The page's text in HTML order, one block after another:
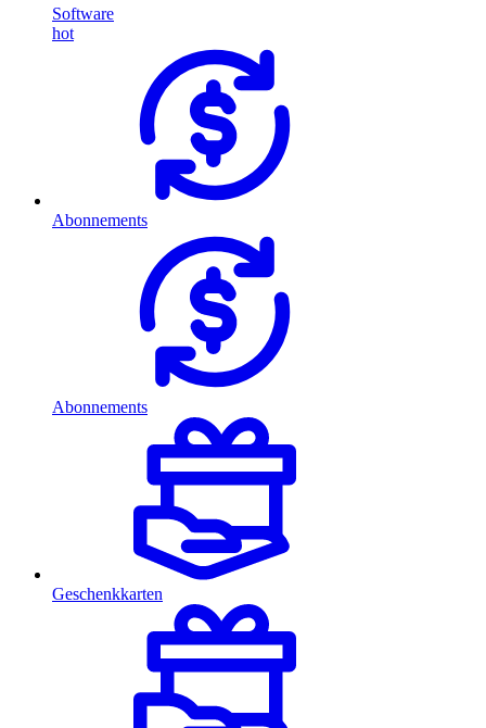
Software
hot
Abonnements
Abonnements
Geschenkkarten